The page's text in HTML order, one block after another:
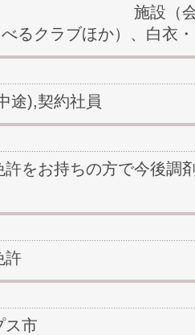
（会員制リゾ
るクラブほか）、白衣
途),契約社員
許をお持ちの方で今後調
許
ス市